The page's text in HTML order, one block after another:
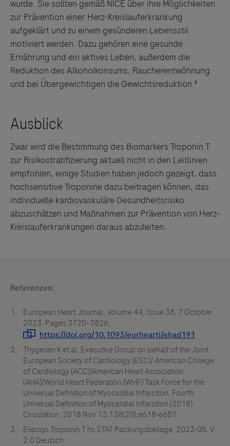
wurde. Sie sollten gemäß NICE über ihre Möglichkeiten
zur Prävention einer Herz-Kreislauferkrankung
aufgeklärt und zu einem gesünderen Lebensstil
motiviert werden. Dazu gehören eine gesunde
Ernährung und ein aktives Leben, außerdem die
Reduktion des Alkoholkonsums, Raucherentwöhnung
und bei Übergewichtigen die Gewichtsreduktion.⁶
Zwar wird die Bestimmung des Biomarkers Troponin T
zur Risikostratifizierung aktuell nicht in den Leitlinien
empfohlen, einige Studien haben jedoch gezeigt, dass
hochsensitive Troponine dazu beitragen können, das
individuelle kardiovaskuläre Gesundheitsrisiko
abzuschätzen und Maßnahmen zur Prävention von Herz-
Kreislauferkrankungen daraus abzuleiten.
Referenzen:
European Heart Journal, Volume 44, Issue 38, 7 October
2023, Pages 3720–3826,
Thygesen K et al. Executive Group on behalf of the Joint
European Society of Cardiology (ESC)/ American College
of Cardiology (ACC)/American Heart Association
(AHA)/World Heart Federation (WHF) Task Force for the
Universal Definition of Myocardial Infarction. Fourth
Universal Definition of Myocardial Infarction (2018).
Circulation. 2018 Nov 13;138(20):e618-e651
Elecsys Troponin T hs STAT Packungsbeilage. 2023-05, V
2.0 Deutsch.